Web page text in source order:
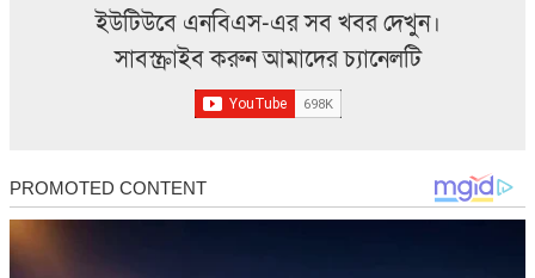
ইউটিউবে এনবিএস-এর সব খবর দেখুন।
সাবস্ক্রাইব করুন আমাদের চ্যানেলটি